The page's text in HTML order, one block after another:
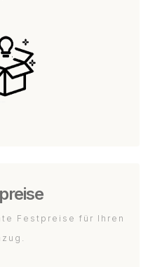
Festpreise für Ihren